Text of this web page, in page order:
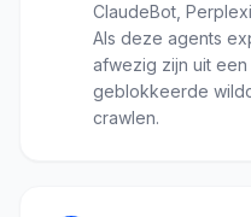
ClaudeBot,
Als deze agents
afwezig zijn uit
geblokkeerde
crawlen.